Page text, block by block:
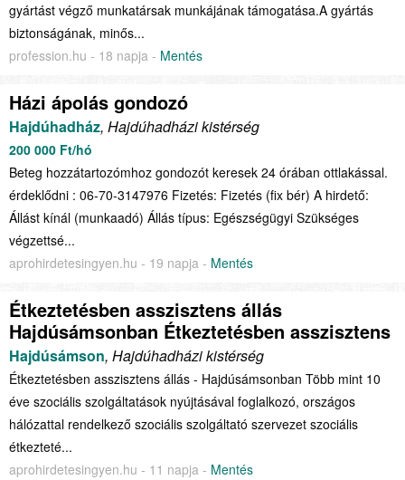
gyártást végző munkatársak munkájának támogatása.A gyártás
biztonságának, minős...
profession.hu - 18 napja - Mentés
Házi ápolás gondozó
Hajdúhadház, Hajdúhadházi kistérség
200 000 Ft/hó
Beteg hozzátartozómhoz gondozót keresek 24 órában ottlakással.
érdeklődni : 06-70-3147976 Fizetés: Fizetés (fix bér) A hirdető:
Állást kínál (munkaadó) Állás típus: Egészségügyi Szükséges
végzettsé...
aprohirdetesingyen.hu - 19 napja - Mentés
Étkeztetésben asszisztens állás
Hajdúsámsonban Étkeztetésben asszisztens
Hajdúsámson, Hajdúhadházi kistérség
Étkeztetésben asszisztens állás - Hajdúsámsonban Több mint 10
éve szociális szolgáltatások nyújtásával foglalkozó, országos
hálózattal rendelkező szociális szolgáltató szervezet szociális
étkezteté...
aprohirdetesingyen.hu - 11 napja - Mentés